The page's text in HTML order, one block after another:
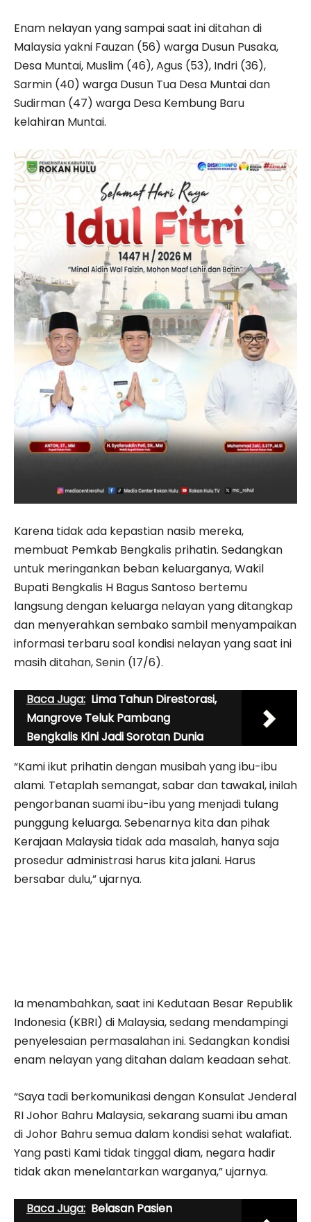
Enam nelayan yang sampai saat ini ditahan di
Malaysia yakni Fauzan (56) warga Dusun Pusaka,
Desa Muntai, Muslim (46), Agus (53), Indri (36),
Sarmin (40) warga Dusun Tua Desa Muntai dan
Sudirman (47) warga Desa Kembung Baru
kelahiran Muntai.
Karena tidak ada kepastian nasib mereka,
membuat Pemkab Bengkalis prihatin. Sedangkan
untuk meringankan beban keluarganya, Wakil
Bupati Bengkalis H Bagus Santoso bertemu
langsung dengan keluarga nelayan yang ditangkap
dan menyerahkan sembako sambil menyampaikan
informasi terbaru soal kondisi nelayan yang saat ini
masih ditahan, Senin (17/6).
Baca Juga: Lima Tahun Direstorasi,
Mangrove Teluk Pambang
Bengkalis Kini Jadi Sorotan Dunia
“Kami ikut prihatin dengan musibah yang ibu-ibu
alami. Tetaplah semangat, sabar dan tawakal, inilah
pengorbanan suami ibu-ibu yang menjadi tulang
punggung keluarga. Sebenarnya kita dan pihak
Kerajaan Malaysia tidak ada masalah, hanya saja
prosedur administrasi harus kita jalani. Harus
bersabar dulu,” ujarnya.
Ia menambahkan, saat ini Kedutaan Besar Republik
Indonesia (KBRI) di Malaysia, sedang mendampingi
penyelesaian permasalahan ini. Sedangkan kondisi
enam nelayan yang ditahan dalam keadaan sehat.
“Saya tadi berkomunikasi dengan Konsulat Jenderal
RI Johor Bahru Malaysia, sekarang suami ibu aman
di Johor Bahru semua dalam kondisi sehat walafiat.
Yang pasti Kami tidak tinggal diam, negara hadir
tidak akan menelantarkan warganya,” ujarnya.
Baca Juga: Belasan Pasien